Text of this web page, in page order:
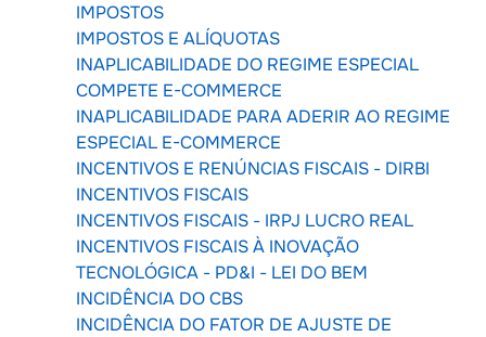
IMPOSTOS
IMPOSTOS E ALÍQUOTAS
INAPLICABILIDADE DO REGIME ESPECIAL
COMPETE E-COMMERCE
INAPLICABILIDADE PARA ADERIR AO REGIME
ESPECIAL E-COMMERCE
INCENTIVOS E RENÚNCIAS FISCAIS - DIRBI
INCENTIVOS FISCAIS
INCENTIVOS FISCAIS - IRPJ LUCRO REAL
INCENTIVOS FISCAIS À INOVAÇÃO
TECNOLÓGICA - PD&I - LEI DO BEM
INCIDÊNCIA DO CBS
INCIDÊNCIA DO FATOR DE AJUSTE DE